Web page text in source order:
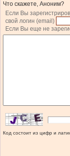
Что скажете, Аноним?
Если Вы
свой логин (email)
Если Вы еще не
Код состоит из цифр и